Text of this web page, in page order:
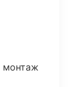
монтаж